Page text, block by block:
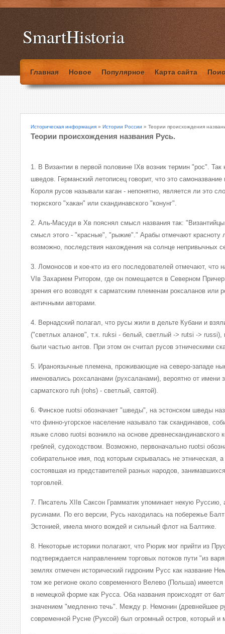
SmartHistoria
Главная Новое Популярное Карта сайта
Историческая информация » Истории России » Теории происхождения
Теории происхождения названия Русь.
1. В Византии в первой половине IXв возник термин "рос". Так
шведов. Германский летописец говорит, что это
Короля русов называли каган - непонятно, является ли это
тюркского "хакан" или скандинавского "конунг".
2. Аль-Масуди в Xв пояснял смысл названия так:
смысл этого - "красные", "рыжие"." Арабы отмечают красноту
возможно, последствия нахождения на солнце непривычных
3. Ломоносов и кое-кто из его последователей отмечают, что
VIв Захарием Ритором, где он помещается в Северном
зрения его возводят к сарматским племенам роксаланов или
античными авторами.
4. Вернадский полагал, что русы жили в дельте Кубани и
("светлых аланов", т.к. ruksi - белый, светлый -> rutsi -> russi),
были частью антов. При этом он считал русов этническими
5. Ираноязычные племена, проживающие на северо-западе
именовались рохсаланами (рухсаланами), вероятно от имени
сарматского ruh (rohs) - светлый, святой).
6. Финское ruotsi обозначает "шведы", на эстонском шведы
что финно-угорское население называло так скандинавов,
языке слово ruotsi возникло на основе древнескандинавского
греблей, судоходством. Возможно, первоначально ruotsi
собирательное имя, под которым скрывалась не этническая, а
состоявшая из представителей разных народов,
торговлей.
7. Писатель XIIв Саксон Грамматик упоминает некую Руссию,
русинами. По его версии, Русь находилась на побережье
Эстонией, имела много вождей и сильный флот на Балтике.
8. Некоторые историки полагают, что Рюрик мог прийти из
подтверждается направлением торговых потоков пути "из
землях отмечен исторический гидроним Русс как название
том же регионе около современного Велево (Польша) имеется
в немецкой форме как Русса. Оба названия происходят от
значением "медленно течь". Между р. Немонин (древнейшее
современной Русне (Руксой) был огромный остров, который и